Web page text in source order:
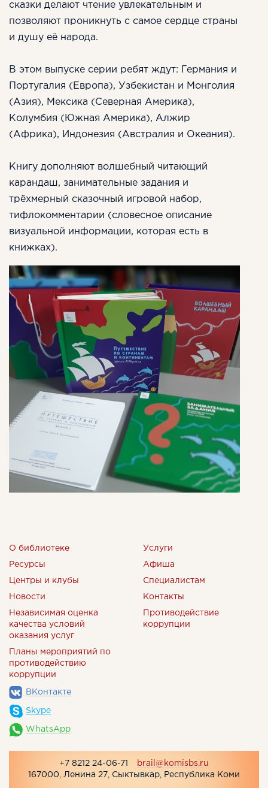
сказки делают чтение увлекательным и
позволяют проникнуть с самое сердце страны
и душу её народа.
В этом выпуске серии ребят ждут: Германия и
Португалия (Европа), Узбекистан и Монголия
(Азия), Мексика (Северная Америка),
Колумбия (Южная Америка), Алжир
(Африка), Индонезия (Австралия и Океания).
Книгу дополняют волшебный читающий
карандаш, занимательные задания и
трёхмерный сказочный игровой набор,
тифлокомментарии (словесное описание
визуальной информации, которая есть в
книжках).
О библиотеке Услуги
Ресурсы Афиша
Центры и клубы Специалистам
Новости Контакты
Независимая оценка
качества условий
оказания услуг
Противодействие
коррупции
Планы мероприятий по
противодействию
коррупции
ВКонтакте
Skype
WhatsApp
+7 8212 24-06-71
brail@komisbs.ru
167000, Ленина 27, Сыктывкар, Республика Коми